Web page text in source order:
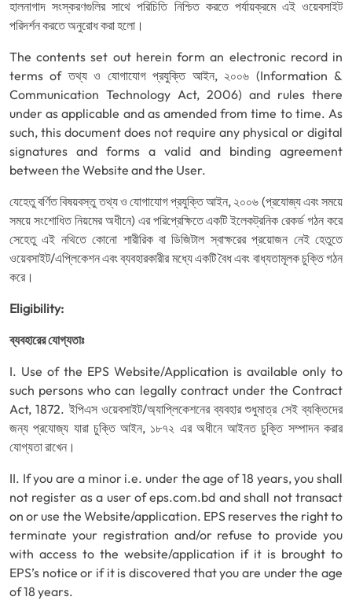
হালনাগাদ সংস্করণগুলির সাথে পরিচিতি নিশ্চিত করতে পর্যায়ক্রমে এই ওয়েবসাইট
পরিদর্শন করতে অনুরোধ করা হলো।
The contents set out herein form an electronic record in
terms of তথ্য ও যোগাযোগ প্রযুক্তি আইন, ২০০৬ (Information &
Communication Technology Act, 2006) and rules there
under as applicable and as amended from time to time. As
such, this document does not require any physical or digital
signatures and forms a valid and binding agreement
between the Website and the User.
যেহেতু বর্ণিত বিষয়বস্তু তথ্য ও যোগাযোগ প্রযুক্তি আইন, ২০০৬ (প্রযোজ্য এবং সময়ে
সময়ে সংশোধিত নিয়মের অধীনে) এর পরিপ্রেক্ষিতে একটি ইলেকট্রনিক রেকর্ড গঠন করে
সেহেতু এই নথিতে কোনো শারীরিক বা ডিজিটাল স্বাক্ষরের প্রয়োজন নেই হেতুতে
ওয়েবসাইট/এপ্লিকেশন এবং ব্যবহারকারীর মধ্যে একটি বৈধ এবং বাধ্যতামূলক চুক্তি গঠন
করে।
Eligibility:
ব্যবহারের যোগ্যতাঃ
I. Use of the EPS Website/Application is available only to
such persons who can legally contract under the Contract
Act, 1872. ইপিএস ওয়েবসাইট/অ্যাপ্লিকেশনের ব্যবহার শুধুমাত্র সেই ব্যক্তিদের
জন্য প্রযোজ্য যারা চুক্তি আইন, ১৮৭২ এর অধীনে আইনত চুক্তি সম্পাদন করার
যোগ্যতা রাখেন।
II. If you are a minor i.e. under the age of 18 years, you shall
not register as a user of eps.com.bd and shall not transact
on or use the Website/application. EPS reserves the right to
terminate your registration and/or refuse to provide you
with access to the website/application if it is brought to
EPS’s notice or if it is discovered that you are under the age
of 18 years.